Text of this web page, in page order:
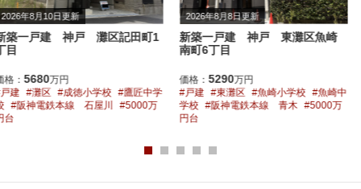
2026年8月8日更新
新築一戸建 神戸 東灘区魚崎
南町6丁目
価格：5290万円
戸建
東灘区 魚崎小学校
魚崎中
学校
阪神電鉄本線 青木
5000万
円台
2026年8月4日更新
新築一戸建 神戸 東灘区鴨子
ケ原3丁目
価格：5298万円
戸建
東灘区 渦が森小学校
御影
中学校
阪急電鉄神戸線 御影
5000万円台